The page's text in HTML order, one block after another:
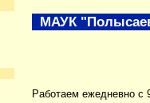
Работаем ежедневно с
МАУК